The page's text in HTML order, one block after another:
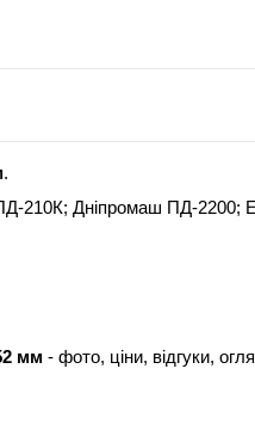
.
210К; Дніпромаш ПД-2200;
мм - фото, ціни, відгуки,